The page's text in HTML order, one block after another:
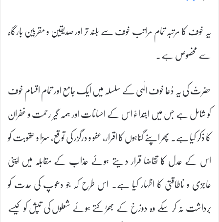
یہ خوف کا مرتبہ تمام مراتب خوف سے بلند تر اور صدیقین و مقربین بارگاہ
سے مخصوص ہے۔
حضرتؑ کی یہ دُعا خوف الٰہی کے سلسلہ میں ایک جامع اور تمام اقسام خوف
کو شامل ہے جس میں ابتداءً اس کے احسانات اور ہمہ گیر رحمت و غفران
کا ذکر کیا ہے۔ پھر اپنے گناہوں کا اقرار، عفو و درگزر کی توقع، سزا و عقوبت کو
اس کے عدل کا تقاضا قرار دیتے ہوئے عذاب کے مقابلہ میں اپنی
عاجزی و ناطاقتی کا اظہار کیا ہے۔ اس طرح کہ جو دھوپ کی حدت کو
برداشت نہ کر سکے وہ دوزخ کے بھڑکتے ہوئے شعلوں کی تپش کو کیسے